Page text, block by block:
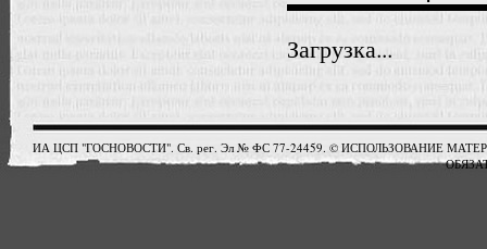
Загрузка...
ИА ЦСП "ГОСНОВОСТИ". Св. рег. Эл № ФС 77-24459. © ИСПОЛЬЗОВАНИЕ